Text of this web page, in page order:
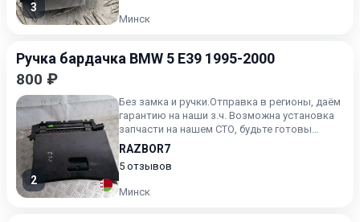
3
Минск
Ручка бардачка BMW 5 E39 1995-2000
800 ₽
2
Без замка и ручки.Отправка в регионы, даём
гарантию на наши з.ч. Возможна установка
запчасти на нашем СТО, будьте готовы
назвать артикул зч.
RAZBOR7
5 отзывов
Минск